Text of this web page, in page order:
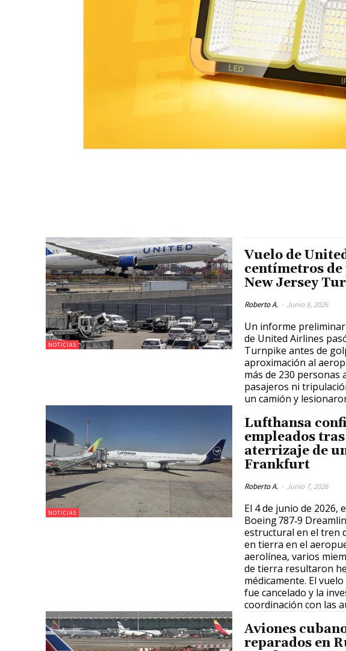
NOTICIAS
Vuelo de
centímetros
New Jersey
Roberto A. - Junio 8, 2026
Un informe
de United Airlines
Turnpike antes de
aproximación al
más de 230
pasajeros ni
un camión y
NOTICIAS
Lufthansa
empleados
aterrizaje de
Frankfurt
Roberto A. - Junio 7, 2026
El 4 de junio de 2026,
Boeing 787‑9
estructural en el tren
en tierra en el
aerolínea, varios
de tierra resultaron
médicamente. El
fue cancelado y la
coordinación con las
Aviones
reparados en